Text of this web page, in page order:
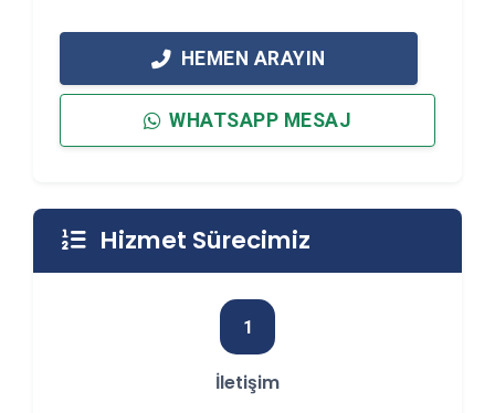
HEMEN ARAYIN
WHATSAPP MESAJ
Hizmet Sürecimiz
1
İletişim